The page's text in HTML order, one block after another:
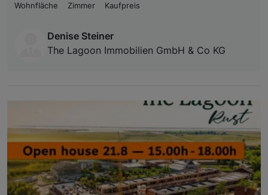
Wohnfläche
Zimmer Kaufpreis
Denise Steiner
The Lagoon Immobilien GmbH & Co KG